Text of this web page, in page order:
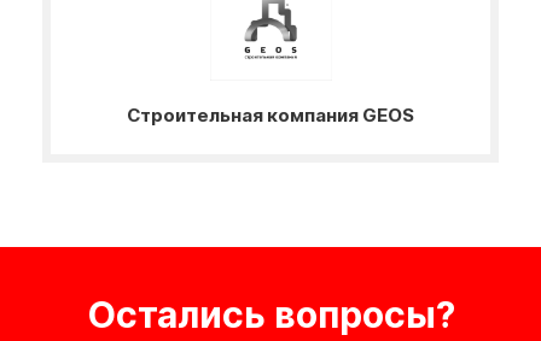
Строительная компания GEOS
Остались вопросы?